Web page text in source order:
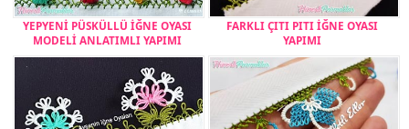
YEPYENİ PÜSKÜLLÜ İĞNE OYASI
MODELİ ANLATIMLI YAPIMI
FARKLI ÇITI PITI İĞNE OYASI
YAPIMI